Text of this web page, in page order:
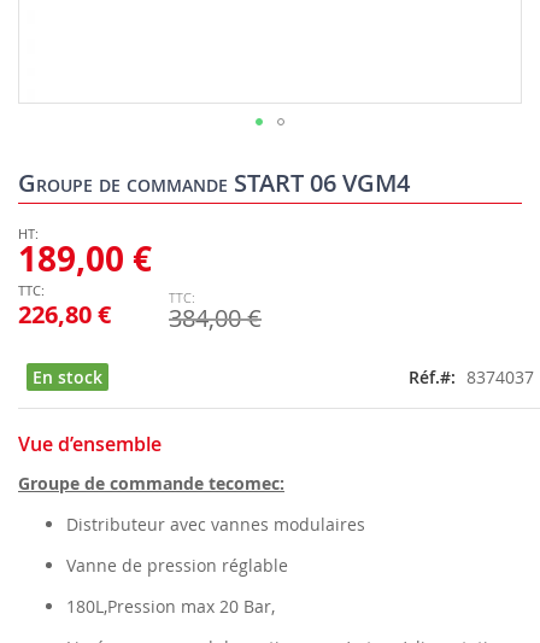
Groupe de commande START 06 VGM4
226,80 €
189,00 €
384,00 €
En stock Réf. 8374037
Vue d’ensemble
Groupe de commande tecomec:
Distributeur avec vannes modulaires
Vanne de pression réglable
180L,Pression max 20 Bar,
to
the
of
the
images
gallery